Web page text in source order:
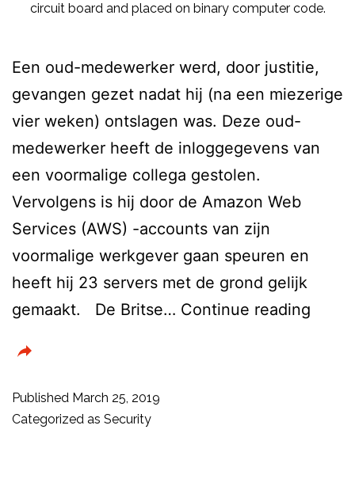
circuit board and placed on binary computer code.
Een oud-medewerker werd, door justitie,
gevangen gezet nadat hij (na een miezerige
vier weken) ontslagen was. Deze oud-
medewerker heeft de inloggegevens van
een voormalige collega gestolen.
Vervolgens is hij door de Amazon Web
Services (AWS) -accounts van zijn
voormalige werkgever gaan speuren en
heeft hij 23 servers met de grond gelijk
gemaakt. De Britse… Continue reading
Published March 25, 2019
Categorized as Security